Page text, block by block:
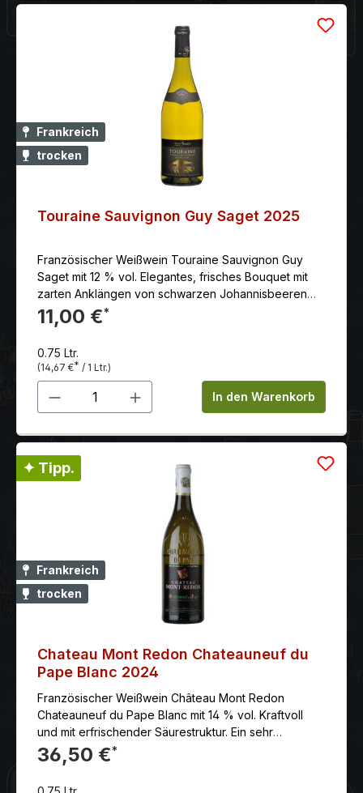
Frankreich
trocken
Touraine Sauvignon Guy Saget 2025
Französischer Weißwein Touraine Sauvignon Guy
Saget mit 12 % vol. Elegantes, frisches Bouquet mit
zarten Anklängen von schwarzen Johannisbeeren
und -Blüten.
11,00 €*
0.75 Ltr.
(14,67 €* / 1 Ltr.)
Produkt Anzahl: Gib denIn den Warenkorb
✦ Tipp.
Frankreich
trocken
Chateau Mont Redon Chateauneuf du
Pape Blanc 2024
Französischer Weißwein Château Mont Redon
Chateauneuf du Pape Blanc mit 14 % vol. Kraftvoll
und mit erfrischender Säurestruktur. Ein sehr
nachhaltiger und ausgewogener Weißwein von der
Rhone. Auf den steinigen Böden von Châteauneuf,
36,50 €*